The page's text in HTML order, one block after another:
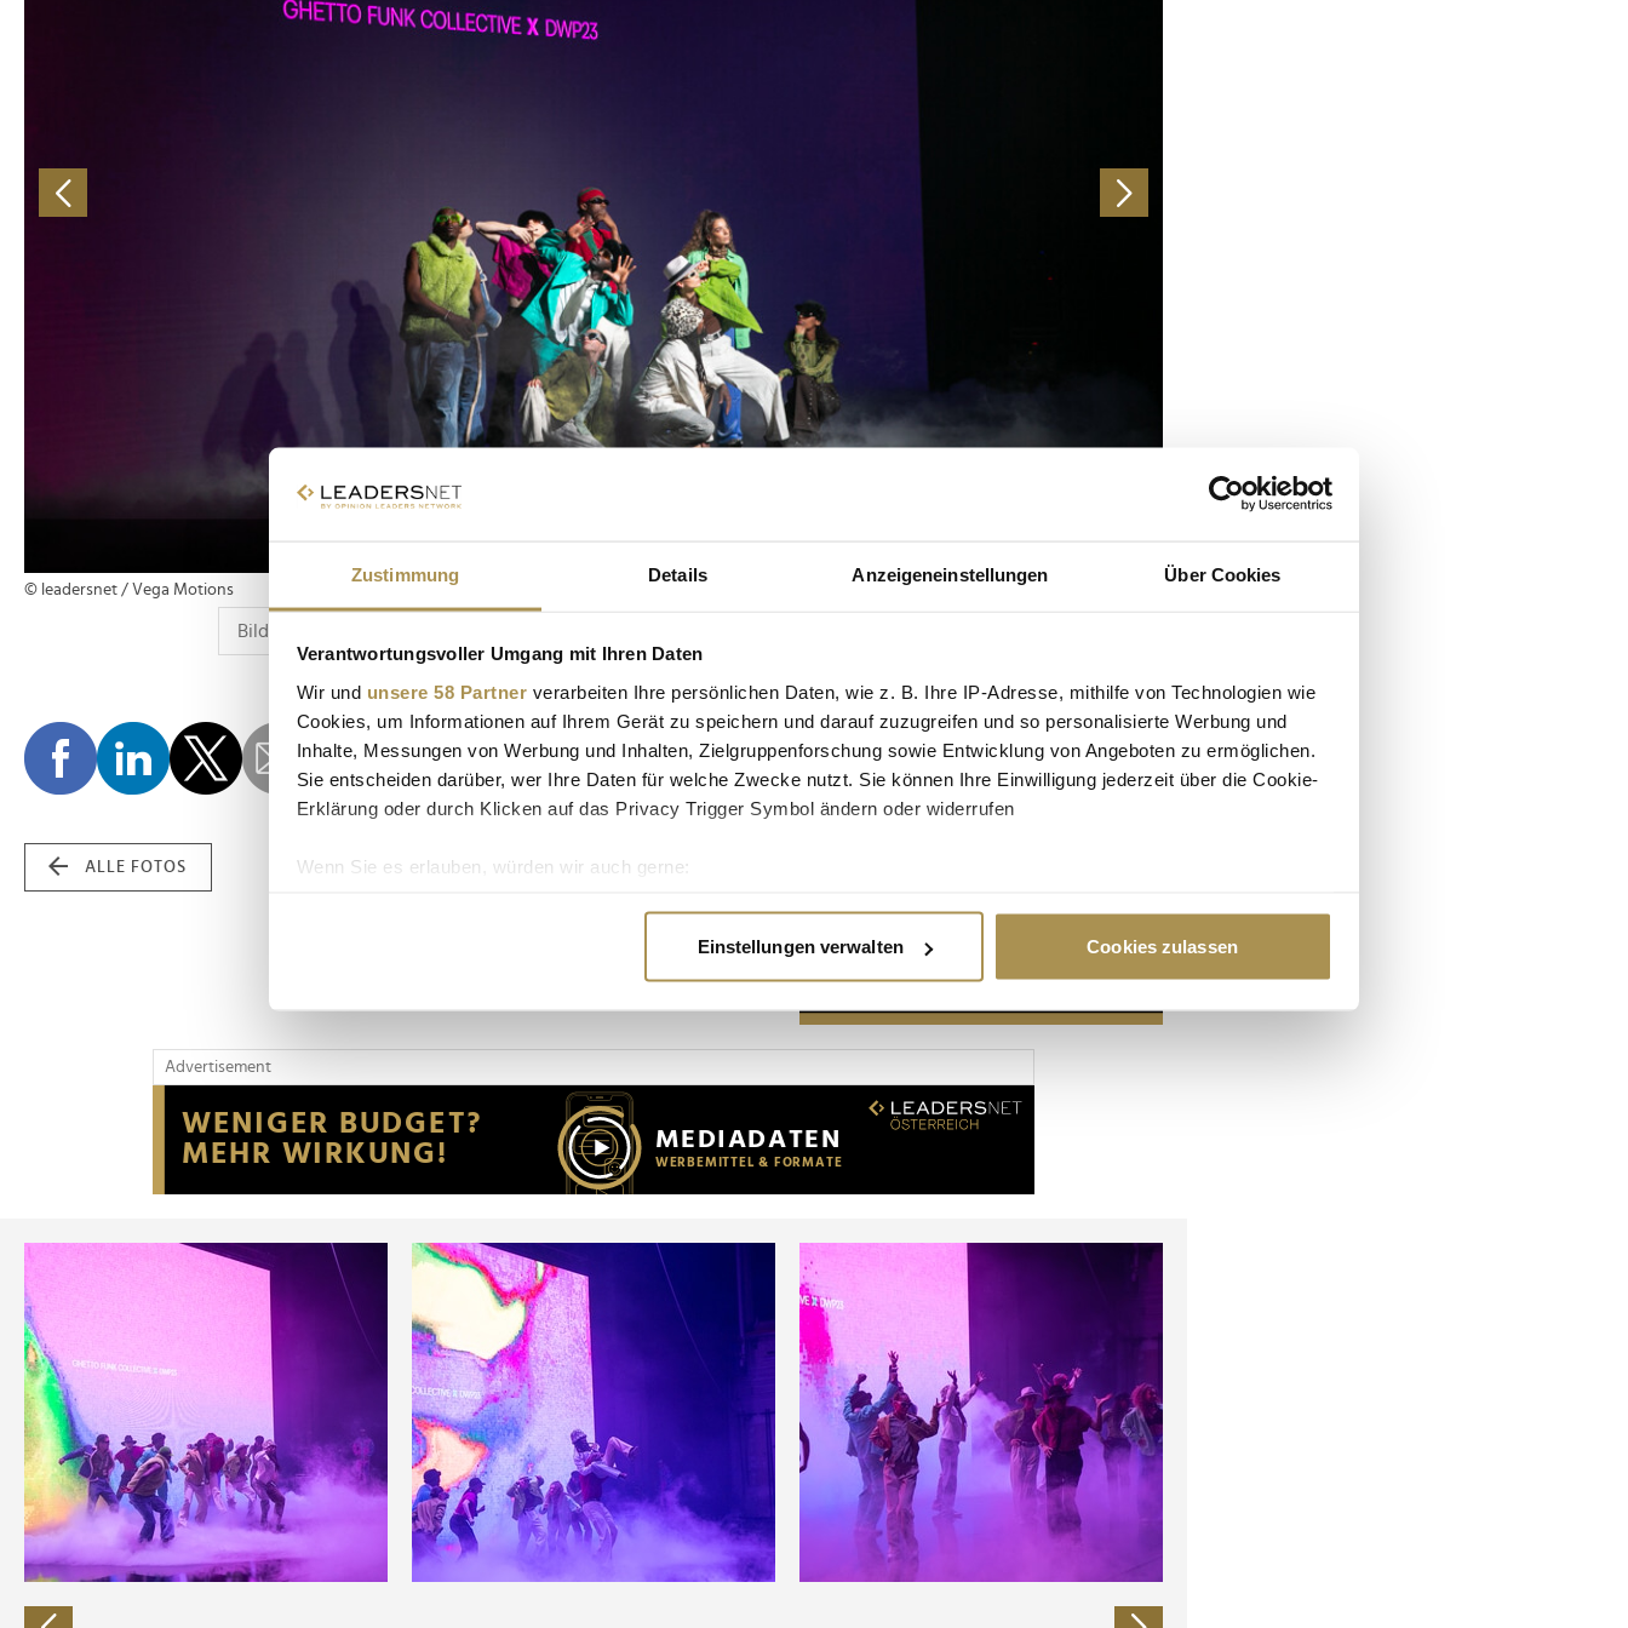
Zustimmung Details Anzeigeneinstellungen Über Cookies
Verantwortungsvoller Umgang mit Ihren Daten
Wir und unsere 58 Partner verarbeiten Ihre persönlichen Daten, wie z. B. Ihre IP-Adresse, mithilfe von Technologien wie
Cookies, um Informationen auf Ihrem Gerät zu speichern und darauf zuzugreifen und so personalisierte Werbung und
Inhalte, Messungen von Werbung und Inhalten, Zielgruppenforschung sowie Entwicklung von Angeboten zu ermöglichen.
Sie entscheiden darüber, wer Ihre Daten für welche Zwecke nutzt. Sie können Ihre Einwilligung jederzeit über die Cookie-
Erklärung oder durch Klicken auf das Privacy Trigger Symbol ändern oder widerrufen
Wenn Sie es erlauben, würden wir auch gerne:
Erfahren Sie mehr darüber, wie Ihre persönlichen Daten verarbeitet werden, und legen Sie Ihre Präferenzen im
Wir verwenden Cookies, um Inhalte und Anzeigen zu personalisieren, Funktionen für soziale Medien anbieten zu können
Website an unsere Partner für soziale Medien, Werbung und Analysen weiter. Unsere Partner führen diese Informationen
möglicherweise mit weiteren Daten zusammen, die Sie ihnen bereitgestellt haben oder die sie im Rahmen Ihrer Nutzung
der Dienste gesammelt haben.
Einstellungen verwalten Cookies zulassen
© leadersnet / Vega Motions
ALLE FOTOS
Advertisement
Advertisement